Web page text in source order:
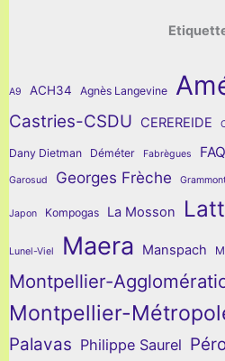
A9 ACH34 Agnès Langevine
Castries-CSDU CEREREIDE
Dany Dietman Déméter Fabrègues FAQ
Garosud Georges Frèche
Japon Kompogas La Mosson
Lunel-Viel Maera Manspach
Montpellier-
Montpellier-
Palavas Philippe Saurel